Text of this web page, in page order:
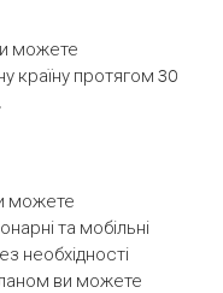
можете
країну протягом 30
можете
та мобільні
необхідності
ви можете